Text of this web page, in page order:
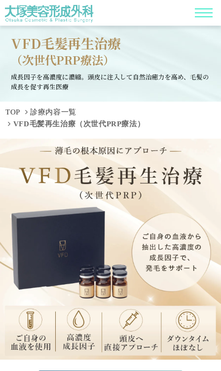
VFD毛髪再生治療
（次世代PRP療法）
成長因子を高濃度に濃縮。頭皮に注入して自然治癒力を高め、毛髪の
成長を促す再生医療
TOP
診療内容一覧
VFD毛髪再生治療（次世代PRP療法）